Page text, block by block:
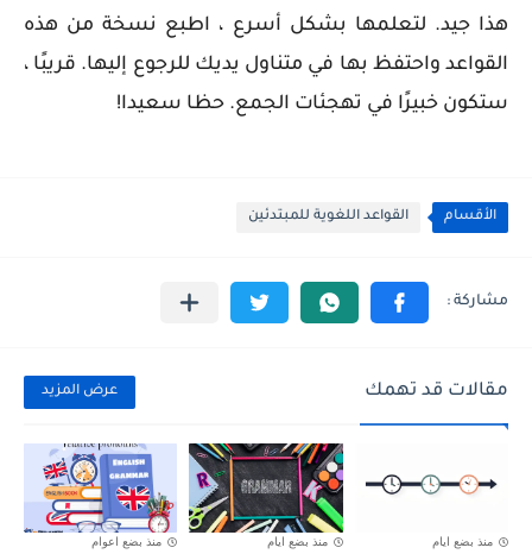
هذا جيد. لتعلمها بشكل أسرع ، اطبع نسخة من هذه
القواعد واحتفظ بها في متناول يديك للرجوع إليها. قريبًا ،
ستكون خبيرًا في تهجئات الجمع. حظا سعيدا!
الأقسام القواعد اللغوية للمبتدئين
مقالات قد تهمك عرض المزيد
منذ بضع ايام منذ بضع ايام منذ بضع اعوام